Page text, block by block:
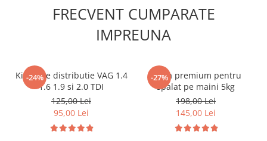
Dacia
Fiat
FRECVENT CUMPARATE
IMPREUNA
-24%
Kit fixare distributie VAG 1.4
1.6 1.9 si 2.0 TDI
125,00 Lei
95,00 Lei
-27%
Pasta premium pentru
spalat pe maini 5kg
198,00 Lei
145,00 Lei